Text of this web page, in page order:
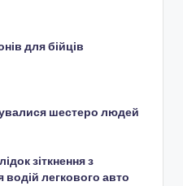
для бійців
шестеро людей
зіткнення з
легкового авто